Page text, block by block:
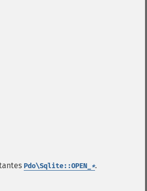
Pdo\Sqlite::OPEN_ *.